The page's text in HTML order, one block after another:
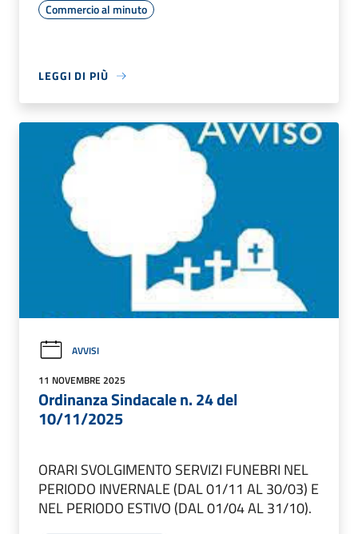
Commercio al minuto
LEGGI DI PIÙ
AVVISI
11 NOVEMBRE 2025
Ordinanza Sindacale n. 24 del
10/11/2025
ORARI SVOLGIMENTO SERVIZI FUNEBRI NEL
PERIODO INVERNALE (DAL 01/11 AL 30/03) E
NEL PERIODO ESTIVO (DAL 01/04 AL 31/10).